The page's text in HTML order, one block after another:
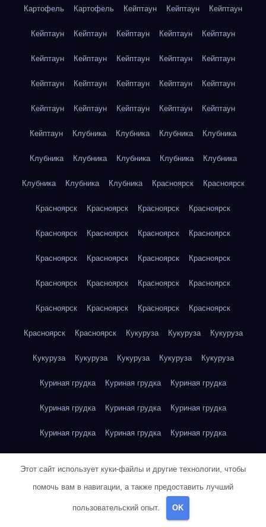
Картофель Картофель Кейптаун Кейптаун Кейптаун
Кейптаун Кейптаун Кейптаун Кейптаун Кейптаун
Кейптаун Кейптаун Кейптаун Кейптаун Кейптаун
Кейптаун Кейптаун Кейптаун Кейптаун Кейптаун
Кейптаун Кейптаун Кейптаун Кейптаун Кейптаун
Кейптаун Клубника Клубника Клубника Клубника
Клубника Клубника Клубника Клубника Клубника
Клубника Клубника Клубника Красноярск Красноярск
Красноярск Красноярск Красноярск Красноярск
Красноярск Красноярск Красноярск Красноярск
Красноярск Красноярск Красноярск Красноярск
Красноярск Красноярск Красноярск Красноярск
Красноярск Красноярск Красноярск Красноярск
Красноярск Красноярск Кукуруза Кукуруза Кукуруза
Кукуруза Кукуруза Кукуруза Кукуруза Кукуруза
Куриная грудка Куриная грудка Куриная грудка
Куриная грудка Куриная грудка Куриная грудка
Куриная грудка Куриная грудка Куриная грудка
Куриное яйцо
Куриное яйцо Куриное яйцо
Этот сайт использует куки-файлы и другие технологии, чтобы
помочь вам в навигации, а также предоставить лучший
пользовательский опыт. OK